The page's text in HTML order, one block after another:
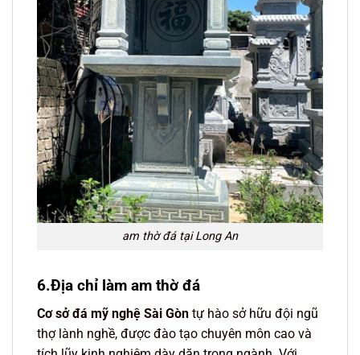
am thờ đá tại Long An
6.Địa chỉ làm am thờ đá
Cơ sở đá mỹ nghệ Sài Gòn tự hào sở hữu đội ngũ
thợ lành nghề, được đào tạo chuyên môn cao và